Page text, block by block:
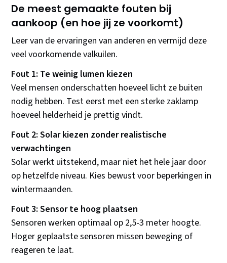
De meest gemaakte fouten bij
aankoop (en hoe jij ze voorkomt)
Leer van de ervaringen van anderen en vermijd deze
veel voorkomende valkuilen.
Fout 1: Te weinig lumen kiezen
Veel mensen onderschatten hoeveel licht ze buiten
nodig hebben. Test eerst met een sterke zaklamp
hoeveel helderheid je prettig vindt.
Fout 2: Solar kiezen zonder realistische
verwachtingen
Solar werkt uitstekend, maar niet het hele jaar door
op hetzelfde niveau. Kies bewust voor beperkingen in
wintermaanden.
Fout 3: Sensor te hoog plaatsen
Sensoren werken optimaal op 2,5-3 meter hoogte.
Hoger geplaatste sensoren missen beweging of
reageren te laat.